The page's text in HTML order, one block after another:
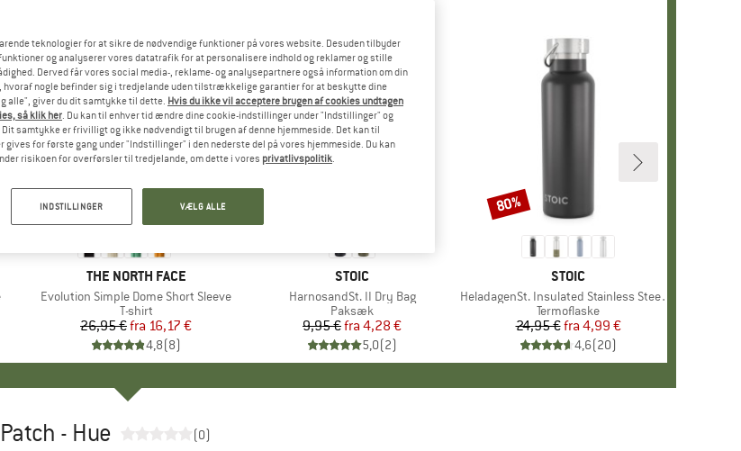
MÆRKE
THE NORTH FACE
Artikel
Evolution Simple Dome Short Sleeve
Produktgruppe
T-shirt
Pris
26,95 € Nedsat pris
fra 16,17 €
4,8(8)
Rabat
til 40%
MÆRKE
STOIC
Artikel
HarnosandSt. II Dry Bag
Produktgruppe
Paksæk
Pris
9,95 € Nedsat pris
fra 4,28 €
5,0(2)
MÆRKE
STOIC
Artikel
HeladagenSt. Insulated Stainless Steel Bottle 500
Produktgruppe
Termoflaske
Pris
24,95 € Nedsat pris
fra 4,99 €
4,6(20)
Rabat
80%
- Hue (0)
teknologier for at sikre de nødvendige funktioner på vores website. Desuden tilbyder
og analyserer vores datatrafik for at personalisere indhold og reklamer og stille
Derved får vores social media-, reklame- og analysepartnere også information om din
hvoraf nogle befinder sig i tredjelande uden tilstrækkelige garantier for at beskytte dine
alle", giver du dit samtykke til dette. Hvis du ikke vil acceptere brugen af cookies undtagen
så klik her. Du kan til enhver tid ændre dine cookie-indstillinger under "Indstillinger" og
samtykke er frivilligt og ikke nødvendigt til brugen af denne hjemmeside. Det kan til
for første gang under "Indstillinger" i den nederste del på vores hjemmeside. Du kan
risikoen for overførsler til tredjelande, om dette i vores privatlivspolitik.
INDSTILLINGER VÆLG ALLE